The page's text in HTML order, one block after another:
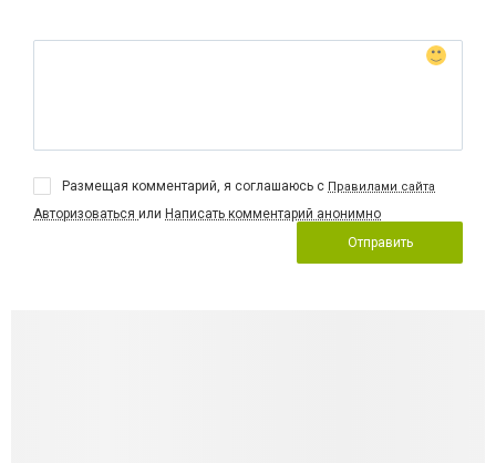
Размещая комментарий, я соглашаюсь с Правилами сайта
Авторизоваться или Написать комментарий анонимно
Отправить